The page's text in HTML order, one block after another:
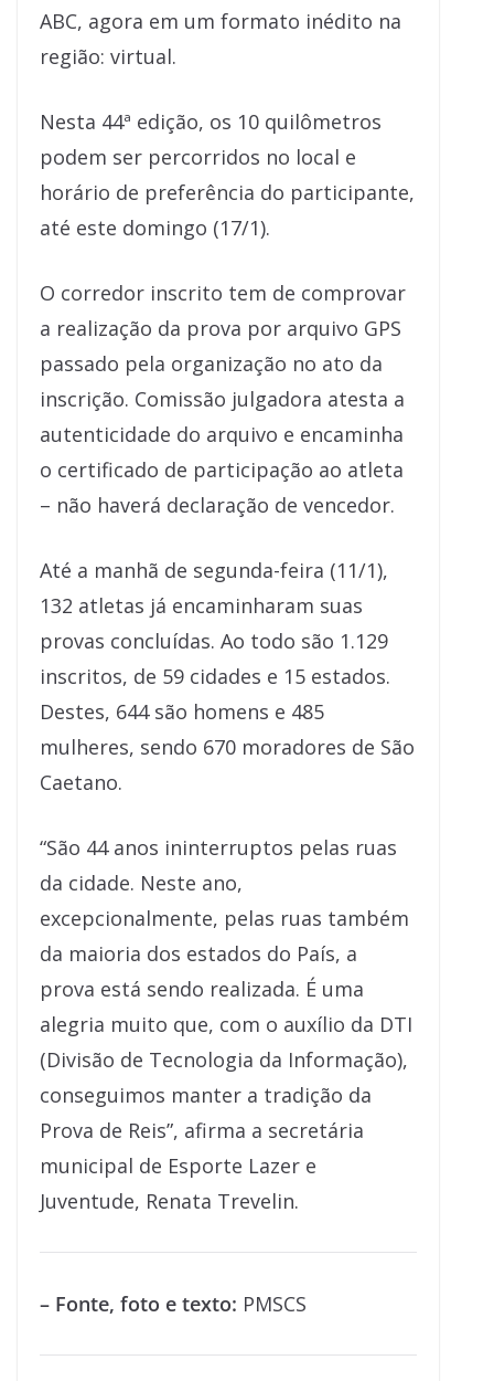
ABC, agora em um formato inédito na
região: virtual.
Nesta 44ª edição, os 10 quilômetros
podem ser percorridos no local e
horário de preferência do participante,
até este domingo (17/1).
O corredor inscrito tem de comprovar
a realização da prova por arquivo GPS
passado pela organização no ato da
inscrição. Comissão julgadora atesta a
autenticidade do arquivo e encaminha
o certificado de participação ao atleta
– não haverá declaração de vencedor.
Até a manhã de segunda-feira (11/1),
132 atletas já encaminharam suas
provas concluídas. Ao todo são 1.129
inscritos, de 59 cidades e 15 estados.
Destes, 644 são homens e 485
mulheres, sendo 670 moradores de São
Caetano.
“São 44 anos ininterruptos pelas ruas
da cidade. Neste ano,
excepcionalmente, pelas ruas também
da maioria dos estados do País, a
prova está sendo realizada. É uma
alegria muito que, com o auxílio da DTI
(Divisão de Tecnologia da Informação),
conseguimos manter a tradição da
Prova de Reis”, afirma a secretária
municipal de Esporte Lazer e
Juventude, Renata Trevelin.
– Fonte, foto e texto: PMSCS